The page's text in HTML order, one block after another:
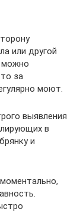
или другой
можно
за
моют.
выявления
в
и